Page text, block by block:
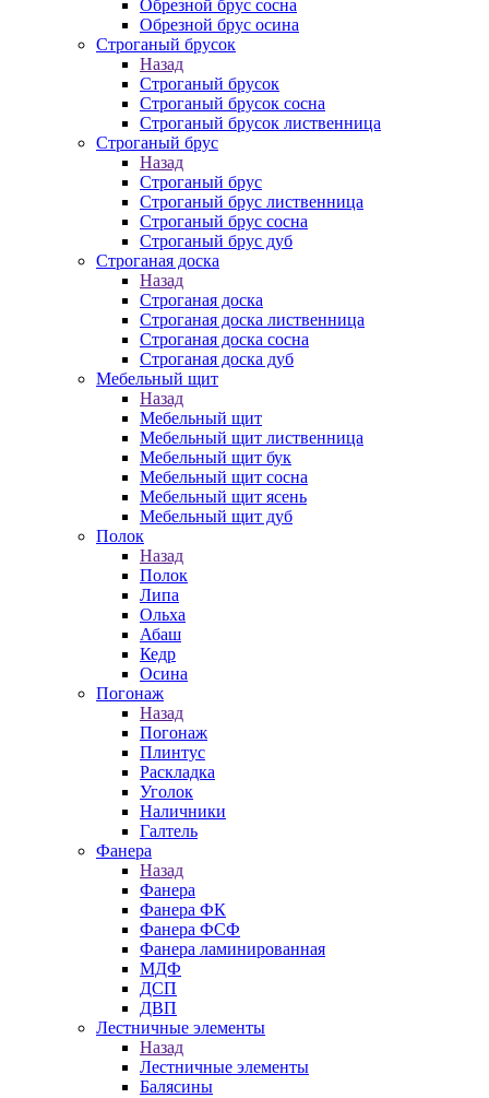
Обрезной брус сосна
Обрезной брус осина
Строганый брусок
Назад
Строганый брусок
Строганый брусок сосна
Строганый брусок лиственница
Строганый брус
Назад
Строганый брус
Строганый брус лиственница
Строганый брус сосна
Строганый брус дуб
Строганая доска
Назад
Строганая доска
Строганая доска лиственница
Строганая доска сосна
Строганая доска дуб
Мебельный щит
Назад
Мебельный щит
Мебельный щит лиственница
Мебельный щит бук
Мебельный щит сосна
Мебельный щит ясень
Мебельный щит дуб
Полок
Назад
Полок
Липа
Ольха
Абаш
Кедр
Осина
Погонаж
Назад
Погонаж
Плинтус
Раскладка
Уголок
Наличники
Галтель
Фанера
Назад
Фанера
Фанера ФК
Фанера ФСФ
Фанера ламинированная
МДФ
ДСП
ДВП
Лестничные элементы
Назад
Лестничные элементы
Балясины